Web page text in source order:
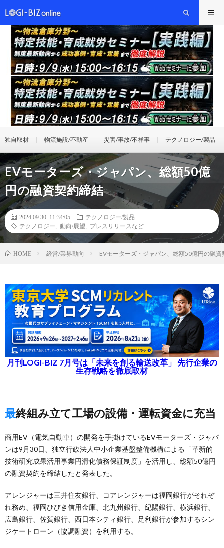
独自取材 物流施設/不動産 災害/事故/不祥事 テクノロジー/製品
EVモーターズ・ジャパン、総額50億
円の融資契約締結
2024.09.30 11:34:05
テクノロジー/製品
テクノロジー
動向/展望 プレスリリースなど
HOME 経営/業界動向 EVモーターズ・ジャパン、総額50億円の融資
月刊LOGI-BIZ 7月号は「未来を創る輸送改革」 先行企業の
生存戦略を徹底取材
最終組み立て工場の設備・運転資金に充当
商用EV（電気自動車）の開発を手掛けているEVモーターズ・ジャパ
ンは9月30日、独立行政法人中小企業基盤整備機構による「革新的
技術研究成果活用事業円滑化債務保証制度」を活用し、総額50億円
の融資契約を締結したと発表した。
アレンジャーは三井住友銀行、コアレンジャーは福岡銀行がそれぞ
れ務め、福岡ひびき信用金庫、北九州銀行、紀陽銀行、横浜銀行、
広島銀行、佐賀銀行、西日本シティ銀行、足利銀行が参加するシン
ジケートローン（協調融資）を利用する。